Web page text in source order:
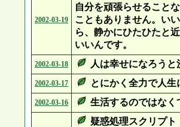
2002-03-19
自分を頑張らせること
こともありません。い
ら、静かにひたひたと
いいんです。
2002-03-18 人は幸せになろう
2002-03-17 とにかく全力で人
2002-03-16 生活するのではなく
疑惑処理スクリプ